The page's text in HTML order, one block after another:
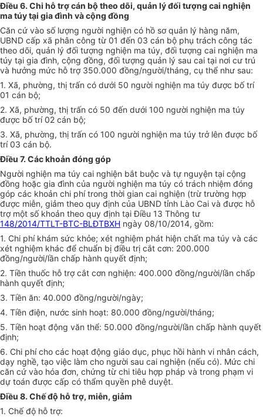
Điều 6. Chi hỗ trợ cán bộ theo dõi, quản lý đối tượng cai nghiện
ma túy tại gia đình và cộng đồng
Căn cứ vào số lượng người nghiện có hồ sơ quản lý hàng năm,
UBND cấp xã phân công từ 01 đến 03 cán bộ phụ trách công tác
theo dõi, quản lý đối tượng nghiện ma túy, đối tượng cai nghiện ma
túy tại gia đình, cộng đồng, đối tượng quản lý sau cai tại nơi cư trú
và hưởng mức hỗ trợ 350.000 đồng/người/tháng, cụ thể như sau:
1. Xã, phường, thị trấn có dưới 50 người nghiện ma túy được bố trí
01 cán bộ;
2. Xã, phường, thị trấn có 50 đến dưới 100 người nghiện ma túy
được bố trí 02 cán bộ;
3. Xã, phường, thị trấn có 100 người nghiện ma túy trở lên được bố
trí 03 cán bộ.
Điều 7. Các khoản đóng góp
Người nghiện ma túy cai nghiện bắt buộc và tự nguyện tại cộng
đồng hoặc gia đình của người nghiện ma túy có trách nhiệm đóng
góp các khoản chi phí trong thời gian cai nghiện (trừ trường hợp
được miễn, giảm theo quy định của UBND tỉnh Lào Cai và được hỗ
trợ một số khoản theo quy định tại Điều 13 Thông tư
148/2014/TTLT-BTC-BLĐTBXH ngày 08/10/2014, gồm:
1. Chi phí khám sức khỏe; xét nghiệm phát hiện chất ma túy và các
xét nghiệm khác để chuẩn bị điều trị cắt cơn: 200.000
đồng/người/lần chấp hành quyết định;
2. Tiền thuốc hỗ trợ cắt cơn nghiện: 400.000 đồng/người/lần chấp
hành quyết định;
3. Tiền ăn: 40.000 đồng/người/ngày;
4. Tiền điện, nước sinh hoạt: 80.000 đồng/người/tháng;
5. Tiền hoạt động văn thể: 50.000 đồng/người/lần chấp hành quyết
định;
6. Chi phí cho các hoạt động giáo dục, phục hồi hành vi nhân cách,
dạy nghề, tạo việc làm cho người sau cai nghiện (nếu có). Mức chi
căn cứ vào hóa đơn, chứng từ chi tiêu hợp pháp và trong phạm vi
dự toán được cấp có thẩm quyền phê duyệt.
Điều 8. Chế độ hỗ trợ, miễn, giảm
1. Chế độ hỗ trợ: